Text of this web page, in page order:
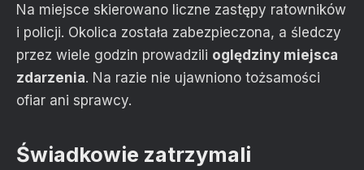
Na miejsce skierowano liczne zastępy ratowników
i policji. Okolica została zabezpieczona, a śledczy
przez wiele godzin prowadzili oględziny miejsca
zdarzenia. Na razie nie ujawniono tożsamości
ofiar ani sprawcy.
Świadkowie zatrzymali